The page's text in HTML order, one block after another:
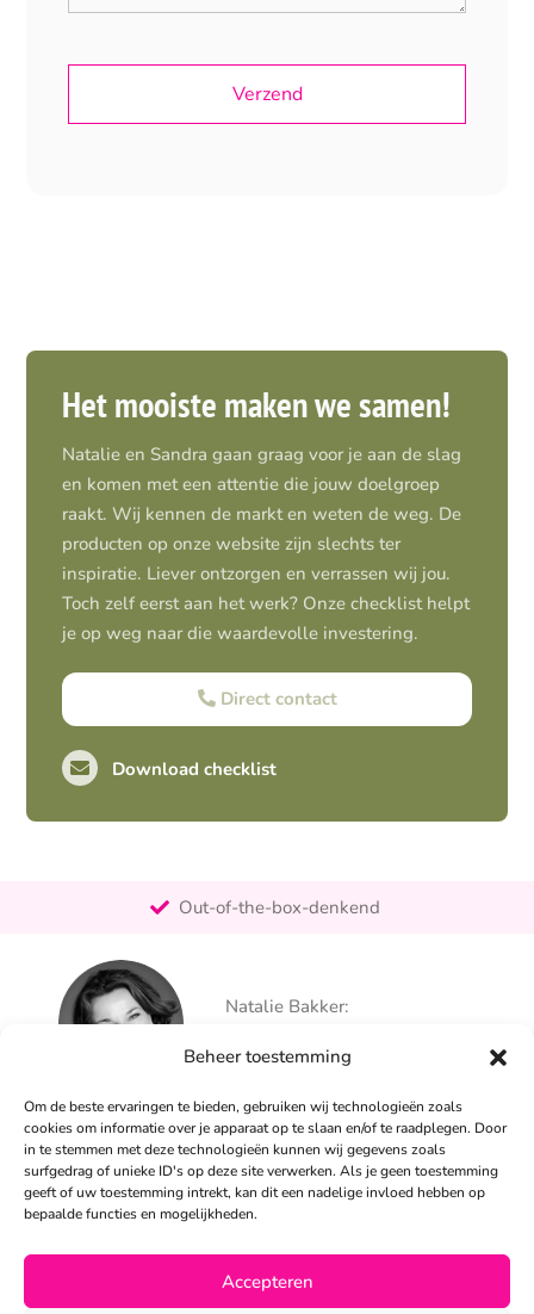
Beheer toestemming
Om de beste ervaringen te bieden, gebruiken wij technologieën zoals
cookies om informatie over je apparaat op te slaan en/of te raadplegen. Door
in te stemmen met deze technologieën kunnen wij gegevens zoals
surfgedrag of unieke ID's op deze site verwerken. Als je geen toestemming
geeft of uw toestemming intrekt, kan dit een nadelige invloed hebben op
bepaalde functies en mogelijkheden.
Accepteren
Het mooiste maken we samen!
Natalie en Sandra gaan graag voor je aan de slag
en komen met een attentie die jouw doelgroep
raakt. Wij kennen de markt en weten de weg. De
producten op onze website zijn slechts ter
inspiratie. Liever ontzorgen en verrassen wij jou.
Toch zelf eerst aan het werk? Onze checklist helpt
je op weg naar die waardevolle investering.
Direct contact
Download checklist
Out-of-the-box-denkend
Persoonlijk
Natalie Bakker:
info@alertpromotie.nl
Sandra Peters:
06 – 26 050 230
info@alertpromotie.nl